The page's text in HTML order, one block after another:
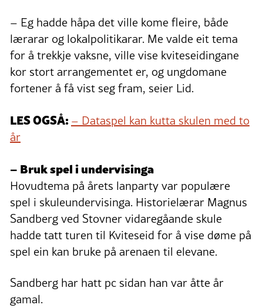
– Eg hadde håpa det ville kome fleire, både
lærarar og lokalpolitikarar. Me valde eit tema
for å trekkje vaksne, ville vise kviteseidingane
kor stort arrangementet er, og ungdomane
fortener å få vist seg fram, seier Lid.
LES OGSÅ:– Dataspel kan kutta skulen med to
år
– Bruk spel i undervisinga
Hovudtema på årets lanparty var populære
spel i skuleundervisinga. Historielærar Magnus
Sandberg ved Stovner vidaregåande skule
hadde tatt turen til Kviteseid for å vise døme på
spel ein kan bruke på arenaen til elevane.
Sandberg har hatt pc sidan han var åtte år
gamal.